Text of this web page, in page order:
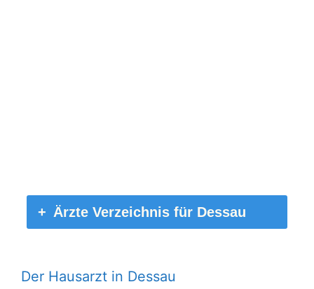
Ärzte Verzeichnis für Dessau
Der Hausarzt in Dessau